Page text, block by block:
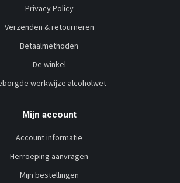
Privacy Policy
Verzenden & retourneren
Betaalmethoden
De winkel
werkwijze alcoholwet
Mijn account
Account informatie
Herroeping aanvragen
Mijn bestellingen